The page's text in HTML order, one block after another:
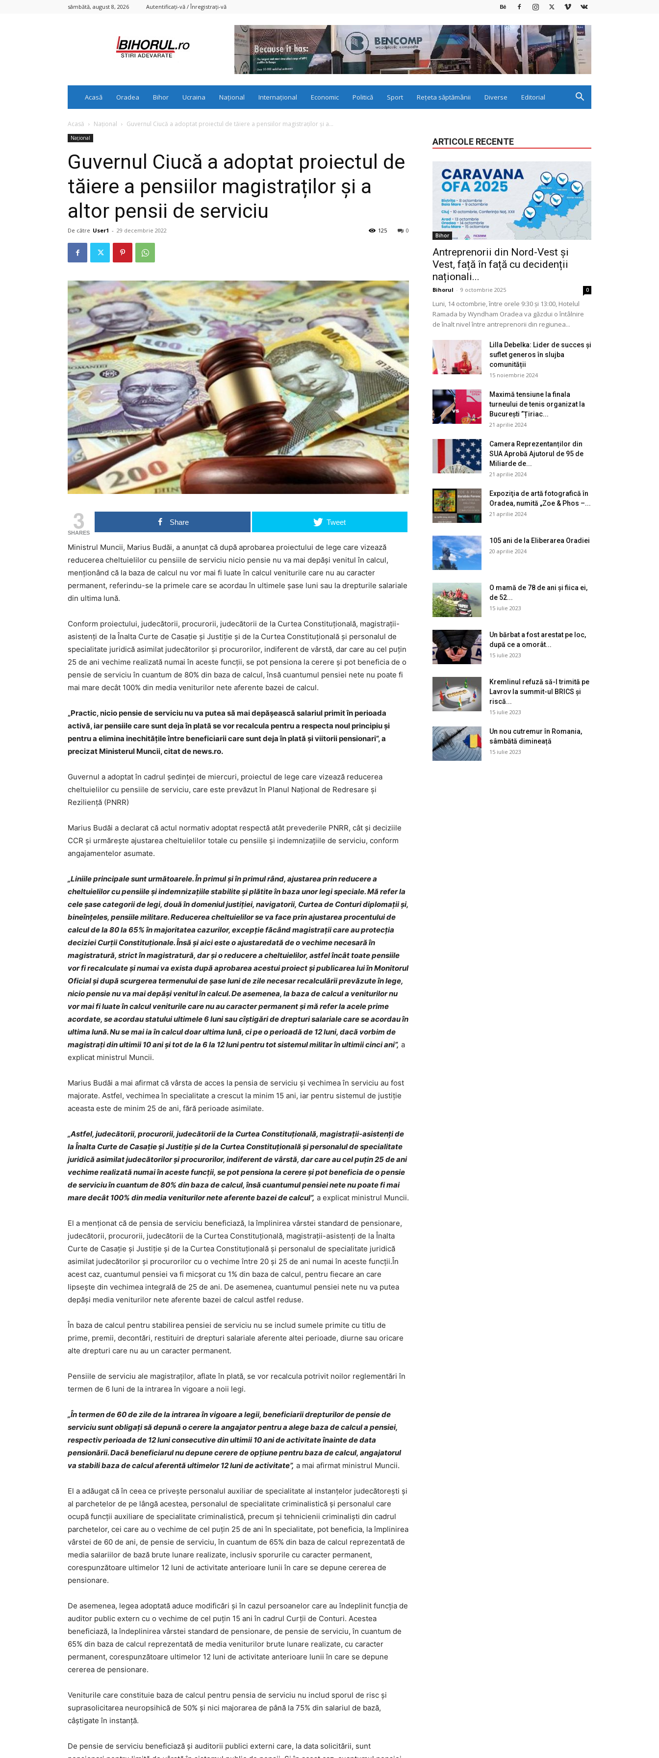
sâmbătă, august 8, 2026 Autentificați-vă / Înregistrați-vă
Acasă Oradea Bihor Ucraina Național Internațional Economic Politică Sport Rețeta săptămânii Diverse Editorial
Acasă Național Guvernul Ciucă a adoptat proiectul de tăiere a pensiilor magistraților și a...
Național
Guvernul Ciucă a adoptat proiectul de
tăiere a pensiilor magistraților și a
altor pensii de serviciu
De către User1 - 29 decembrie 2022 0
125
3
SHARES
Share Tweet
Ministrul Muncii, Marius Budăi, a anunţat că după aprobarea proiectului de lege care vizează
reducerea cheltuielilor cu pensiile de serviciu nicio pensie nu va mai depăşi venitul în calcul,
menţionând că la baza de calcul nu vor mai fi luate în calcul veniturile care nu au caracter
permanent, referindu-se la primele care se acordau în ultimele şase luni sau la drepturile salariale
din ultima lună.
Conform proiectului, judecătorii, procurorii, judecătorii de la Curtea Constituţională, magistraţii-
asistenţi de la Înalta Curte de Casaţie şi Justiţie şi de la Curtea Constituţională şi personalul de
specialitate juridică asimilat judecătorilor şi procurorilor, indiferent de vârstă, dar care au cel puţin
25 de ani vechime realizată numai în aceste funcţii, se pot pensiona la cerere şi pot beneficia de o
pensie de serviciu în cuantum de 80% din baza de calcul, însă cuantumul pensiei nete nu poate fi
mai mare decât 100% din media veniturilor nete aferente bazei de calcul.
„Practic, nicio pensie de serviciu nu va putea să mai depăşească salariul primit în perioada
activă, iar pensiile care sunt deja în plată se vor recalcula pentru a respecta noul principiu şi
pentru a elimina inechităţile între beneficiarii care sunt deja în plată şi viitorii pensionari”, a
precizat Ministerul Muncii, citat de news.ro.
Guvernul a adoptat în cadrul şedinţei de miercuri, proiectul de lege care vizează reducerea
cheltuielilor cu pensiile de serviciu, care este prevăzut în Planul Naţional de Redresare şi
Rezilienţă (PNRR)
Marius Budăi a declarat că actul normativ adoptat respectă atât prevederile PNRR, cât şi deciziile
CCR şi urmăreşte ajustarea cheltuielilor totale cu pensiile şi indemnizaţiile de serviciu, conform
angajamentelor asumate.
„Liniile principale sunt următoarele. În primul şi în primul rând, ajustarea prin reducere a
cheltuielilor cu pensiile şi indemnizaţiile stabilite şi plătite în baza unor legi speciale. Mă refer la
cele şase categorii de legi, două în domeniul justiţiei, navigatorii, Curtea de Conturi diplomaţii şi,
bineînţeles, pensiile militare. Reducerea cheltuielilor se va face prin ajustarea procentului de
calcul de la 80 la 65% în majoritatea cazurilor, excepţie făcând magistraţii care au protecţia
deciziei Curţii Constituţionale. Însă şi aici este o ajustaredată de o vechime necesară în
magistratură, strict în magistratură, dar şi o reducere a cheltuielilor, astfel încât toate pensiile
vor fi recalculate şi numai va exista după aprobarea acestui proiect şi publicarea lui în Monitorul
Oficial şi după scurgerea termenului de şase luni de zile necesar recalculării prevăzute în lege,
nicio pensie nu va mai depăşi venitul în calcul. De asemenea, la baza de calcul a veniturilor nu
vor mai fi luate în calcul veniturile care nu au caracter permanent şi mă refer la acele prime
acordate, se acordau statului ultimele 6 luni sau cîştigări de drepturi salariale care se acordau în
ultima lună. Nu se mai ia în calcul doar ultima lună, ci pe o perioadă de 12 luni, dacă vorbim de
magistraţi din ultimii 10 ani şi tot de la 6 la 12 luni pentru tot sistemul militar în ultimii cinci ani”, a
explicat ministrul Muncii.
Marius Budăi a mai afirmat că vârsta de acces la pensia de serviciu şi vechimea în serviciu au fost
majorate. Astfel, vechimea în specialitate a crescut la minim 15 ani, iar pentru sistemul de justiţie
aceasta este de minim 25 de ani, fără perioade asimilate.
„Astfel, judecătorii, procurorii, judecătorii de la Curtea Constituţională, magistraţii-asistenţi de
la Înalta Curte de Casaţie şi Justiţie şi de la Curtea Constituţională şi personalul de specialitate
juridică asimilat judecătorilor şi procurorilor, indiferent de vârstă, dar care au cel puţin 25 de ani
vechime realizată numai în aceste funcţii, se pot pensiona la cerere şi pot beneficia de o pensie
de serviciu în cuantum de 80% din baza de calcul, însă cuantumul pensiei nete nu poate fi mai
mare decât 100% din media veniturilor nete aferente bazei de calcul”, a explicat ministrul Muncii.
El a menţionat că de pensia de serviciu beneficiază, la împlinirea vârstei standard de pensionare,
judecătorii, procurorii, judecătorii de la Curtea Constituţională, magistraţii-asistenţi de la Înalta
Curte de Casaţie şi Justiţie şi de la Curtea Constituţională şi personalul de specialitate juridică
asimilat judecătorilor şi procurorilor cu o vechime între 20 şi 25 de ani numai în aceste funcţii.În
acest caz, cuantumul pensiei va fi micşorat cu 1% din baza de calcul, pentru fiecare an care
lipseşte din vechimea integrală de 25 de ani. De asemenea, cuantumul pensiei nete nu va putea
depăşi media veniturilor nete aferente bazei de calcul astfel reduse.
În baza de calcul pentru stabilirea pensiei de serviciu nu se includ sumele primite cu titlu de
prime, premii, decontări, restituiri de drepturi salariale aferente altei perioade, diurne sau oricare
alte drepturi care nu au un caracter permanent.
Pensiile de serviciu ale magistraţilor, aflate în plată, se vor recalcula potrivit noilor reglementări în
termen de 6 luni de la intrarea în vigoare a noii legi.
„În termen de 60 de zile de la intrarea în vigoare a legii, beneficiarii drepturilor de pensie de
serviciu sunt obligaţi să depună o cerere la angajator pentru a alege baza de calcul a pensiei,
respectiv perioada de 12 luni consecutive din ultimii 10 ani de activitate înainte de data
pensionării. Dacă beneficiarul nu depune cerere de opţiune pentru baza de calcul, angajatorul
va stabili baza de calcul aferentă ultimelor 12 luni de activitate”, a mai afirmat ministrul Muncii.
El a adăugat că în ceea ce priveşte personalul auxiliar de specialitate al instanţelor judecătoreşti şi
al parchetelor de pe lângă acestea, personalul de specialitate criminalistică şi personalul care
ocupă funcţii auxiliare de specialitate criminalistică, precum şi tehnicienii criminalişti din cadrul
parchetelor, cei care au o vechime de cel puţin 25 de ani în specialitate, pot beneficia, la împlinirea
vârstei de 60 de ani, de pensie de serviciu, în cuantum de 65% din baza de calcul reprezentată de
media salariilor de bază brute lunare realizate, inclusiv sporurile cu caracter permanent,
corespunzătoare ultimelor 12 luni de activitate anterioare lunii în care se depune cererea de
pensionare.
De asemenea, legea adoptată aduce modificări şi în cazul persoanelor care au îndeplinit funcţia de
auditor public extern cu o vechime de cel puţin 15 ani în cadrul Curţii de Conturi. Acestea
beneficiază, la îndeplinirea vârstei standard de pensionare, de pensie de serviciu, în cuantum de
65% din baza de calcul reprezentată de media veniturilor brute lunare realizate, cu caracter
permanent, corespunzătoare ultimelor 12 luni de activitate anterioare lunii în care se depune
cererea de pensionare.
Veniturile care constituie baza de calcul pentru pensia de serviciu nu includ sporul de risc şi
suprasolicitarea neuropsihică de 50% şi nici majorarea de până la 75% din salariul de bază,
câştigate în instanţă.
De pensie de serviciu beneficiază şi auditorii publici externi care, la data solicitării, sunt
ARTICOLE RECENTE
Bihor
Antreprenorii din Nord-Vest și
Vest, față în față cu decidenții
naționali...
Bihorul - 9 octombrie 2025 0
Luni, 14 octombrie, între orele 9:30 și 13:00, Hotelul
Ramada by Wyndham Oradea va găzdui o întâlnire
de înalt nivel între antreprenorii din regiunea...
Lilla Debelka: Lider de succes și
suflet generos în slujba
comunității
15 noiembrie 2024
Maximă tensiune la finala
turneului de tenis organizat la
București ”Țiriac...
21 aprilie 2024
Camera Reprezentanților din
SUA Aprobă Ajutorul de 95 de
Miliarde de...
21 aprilie 2024
Expoziţia de artă fotografică în
Oradea, numită „Zoe & Phos –...
21 aprilie 2024
105 ani de la Eliberarea Oradiei
20 aprilie 2024
O mamă de 78 de ani și fiica ei,
de 52...
15 iulie 2023
Un bărbat a fost arestat pe loc,
după ce a omorât...
15 iulie 2023
Kremlinul refuză să-l trimită pe
Lavrov la summit-ul BRICS și
riscă...
15 iulie 2023
Un nou cutremur în Romania,
sâmbătă dimineață
15 iulie 2023